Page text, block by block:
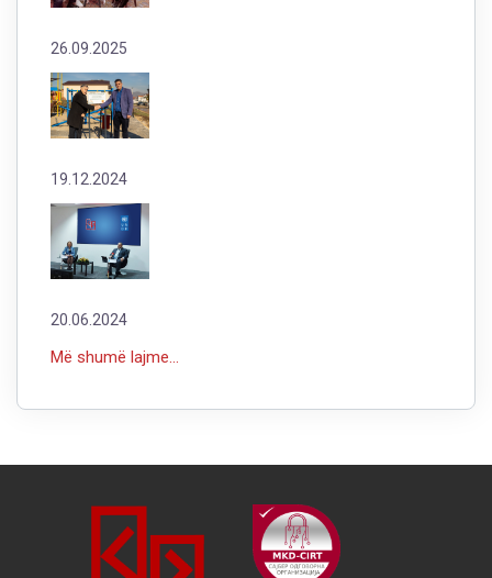
26.09.2025
19.12.2024
20.06.2024
Më shumë lajme...